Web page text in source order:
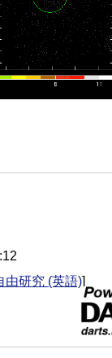
由研究 (英語)]